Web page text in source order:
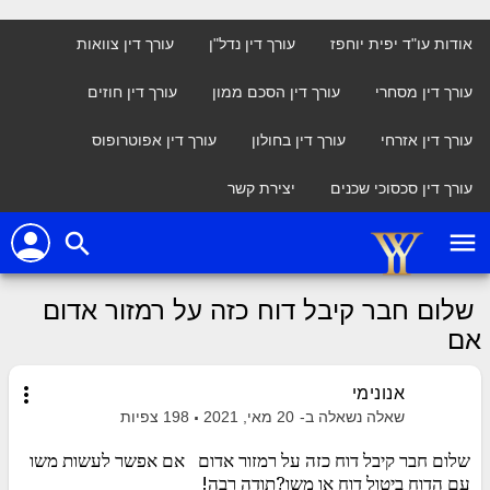
אודות עו"ד יפית יוחפז עורך דין נדל"ן עורך דין צוואות
עורך דין מסחרי עורך דין הסכם ממון עורך דין חוזים
עורך דין אזרחי עורך דין בחולון עורך דין אפוטרופוס
עורך דין סכסוכי שכנים יצירת קשר
menu
search
person
שלום חבר קיבל דוח כזה על רמזור אדום
אם
more_vert אנונימי
שאלה נשאלה ב- 20 מאי, 2021 198 צפיות
שלום חבר קיבל דוח כזה על רמזור אדום אם אפשר לעשות משו
עם הדוח ביטול דוח או משו?תודה רבה!